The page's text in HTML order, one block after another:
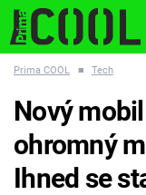
ESCAPE PLNEJ
Prima COOL ■ Tech
Nový
ohromný
Ihned se